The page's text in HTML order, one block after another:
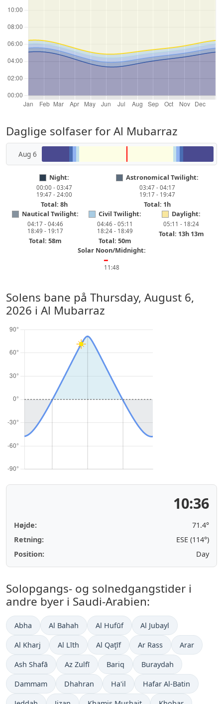
Daglige solfaser for Al Mubarraz
Aug 6
Night:
00:00 - 03:47
19:47 - 24:00
Total: 8h
Astronomical Twilight:
03:47 - 04:17
19:17 - 19:47
Total: 1h
Nautical Twilight:
04:17 - 04:46
18:49 - 19:17
Total: 58m
Civil Twilight:
04:46 - 05:11
18:24 - 18:49
Total: 50m
Daylight:
05:11 - 18:24
Total: 13h 13m
Solar Noon/Midnight:
━
11:48
Solens bane på Thursday, August 6,
2026 i Al Mubarraz
10:36
Højde:
71.4°
Retning:
ESE (114°)
Position:
Day
Solopgangs- og solnedgangstider i
andre byer i Saudi-Arabien:
Abha Al Bahah Al Hufūf Al Jubayl
Al Kharj Al Līth Al Qaţīf Ar Rass Arar
Ash Shafā Az Zulfī Bariq Buraydah
Dammam Dhahran Ha'il Hafar Al-Batin